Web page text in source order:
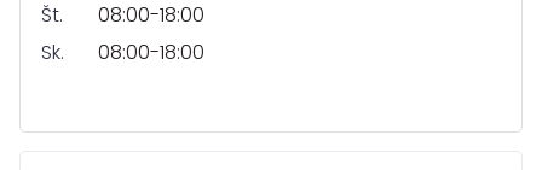
Št.
08:00-18:00
Sk.
08:00-18:00